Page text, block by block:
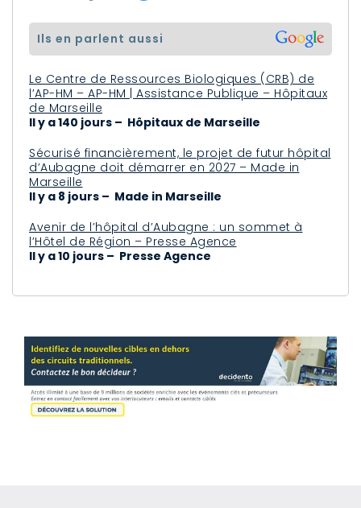
ils en parlent aussi
Le Centre de Ressources Biologiques (CRB) de
l’AP-HM – AP-HM | Assistance Publique – Hôpitaux
de Marseille
Il y a 140 jours – Hôpitaux de Marseille
Sécurisé financièrement, le projet de futur hôpital
d’Aubagne doit démarrer en 2027 – Made in
Marseille
Il y a 8 jours – Made in Marseille
Avenir de l’hôpital d’Aubagne : un sommet à
l’Hôtel de Région – Presse Agence
Il y a 10 jours – Presse Agence